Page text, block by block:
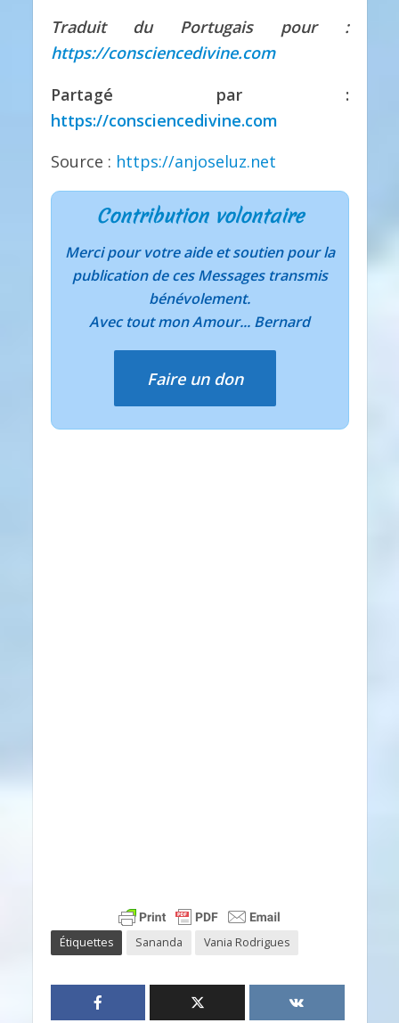
Traduit du Portugais pour :
https://consciencedivine.com
Partagé par :
https://consciencedivine.com
Source : https://anjoseluz.net
Contribution volontaire
Merci pour votre aide et soutien pour la
publication de ces Messages transmis
bénévolement.
Avec tout mon Amour... Bernard
Faire un don
Étiquettes Sananda Vania Rodrigues